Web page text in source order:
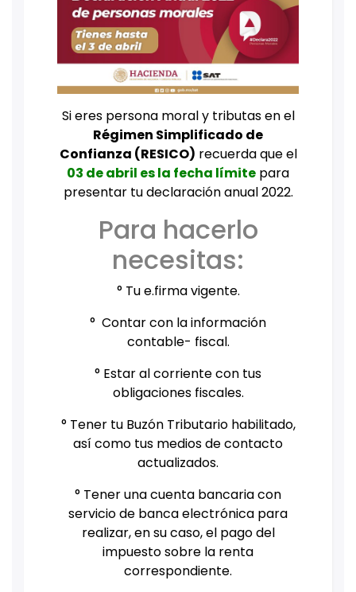
Si eres persona moral y tributas en el
Régimen Simplificado de
Confianza (RESICO) recuerda que el
03 de abril es la fecha límite para
presentar tu declaración anual 2022.
Para hacerlo
necesitas:
° Tu e.firma vigente.
° Contar con la información
contable- fiscal.
° Estar al corriente con tus
obligaciones fiscales.
° Tener tu Buzón Tributario habilitado,
así como tus medios de contacto
actualizados.
° Tener una cuenta bancaria con
servicio de banca electrónica para
realizar, en su caso, el pago del
impuesto sobre la renta
correspondiente.